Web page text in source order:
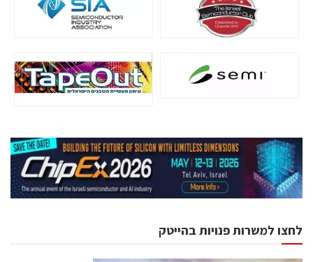
לחצו למשרות פנויות בהייטק